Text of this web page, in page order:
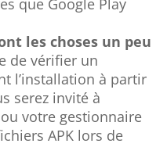
que Google Play
les choses un peu
de vérifier un
l’installation à partir
serez invité à
votre gestionnaire
APK lors de